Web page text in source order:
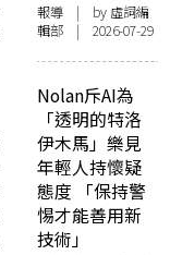
報導 | by 虛詞編
輯部 | 2026-07-29
Nolan斥AI為
「透明的特洛
伊木馬」樂見
年輕人持懷疑
態度 「保持警
惕才能善用新
技術」